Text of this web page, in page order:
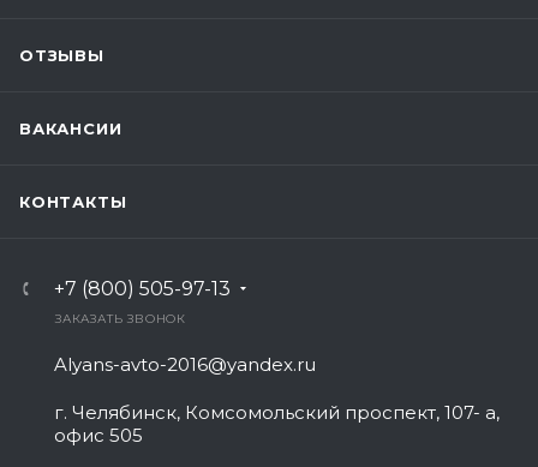
ОТЗЫВЫ
ВАКАНСИИ
КОНТАКТЫ
+7 (800) 505-97-13
ЗАКАЗАТЬ ЗВОНОК
Alyans-avto-2016@yandex.ru
г. Челябинск, Комсомольский проспект, 107- а,
офис 505